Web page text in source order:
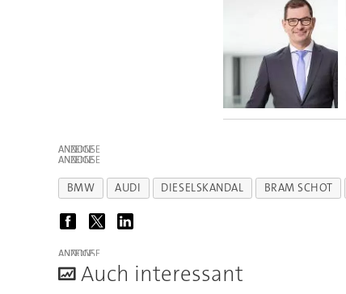
ANZEIGE
ANZEIGE
BMW AUDI DIESELSKANDAL BRAM SCHOT
ANZEIGE
Auch interessant